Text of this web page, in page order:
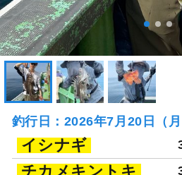
釣行日：2026年7月20日（
イシナギ
チカメキントキ